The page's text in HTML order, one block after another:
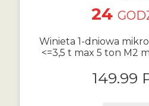
24
Winieta 1-dniowa
<=3,5 t max 5 ton M2
149.99